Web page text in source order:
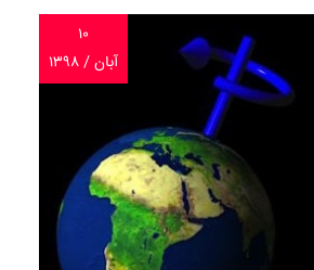
۱۰
آبان / ۱۳۹۸